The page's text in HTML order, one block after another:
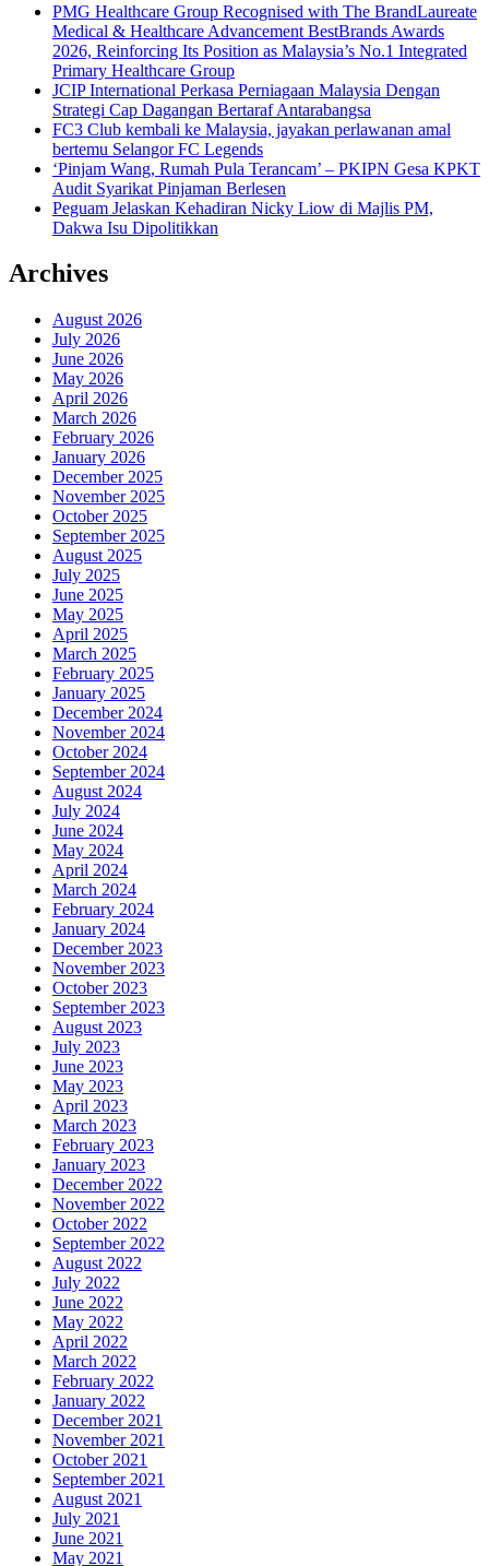
PMG Healthcare Group Recognised with The BrandLaureate
Medical & Healthcare Advancement BestBrands Awards
2026, Reinforcing Its Position as Malaysia’s No.1 Integrated
Primary Healthcare Group
JCIP International Perkasa Perniagaan Malaysia Dengan
Strategi Cap Dagangan Bertaraf Antarabangsa
FC3 Club kembali ke Malaysia, jayakan perlawanan amal
bertemu Selangor FC Legends
‘Pinjam Wang, Rumah Pula Terancam’ – PKIPN Gesa KPKT
Audit Syarikat Pinjaman Berlesen
Peguam Jelaskan Kehadiran Nicky Liow di Majlis PM,
Dakwa Isu Dipolitikkan
Archives
August 2026
July 2026
June 2026
May 2026
April 2026
March 2026
February 2026
January 2026
December 2025
November 2025
October 2025
September 2025
August 2025
July 2025
June 2025
May 2025
April 2025
March 2025
February 2025
January 2025
December 2024
November 2024
October 2024
September 2024
August 2024
July 2024
June 2024
May 2024
April 2024
March 2024
February 2024
January 2024
December 2023
November 2023
October 2023
September 2023
August 2023
July 2023
June 2023
May 2023
April 2023
March 2023
February 2023
January 2023
December 2022
November 2022
October 2022
September 2022
August 2022
July 2022
June 2022
May 2022
April 2022
March 2022
February 2022
January 2022
December 2021
November 2021
October 2021
September 2021
August 2021
July 2021
June 2021
May 2021